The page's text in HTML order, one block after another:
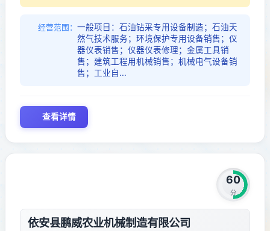
经营范围： 一般项目：石油钻采专用设备制造；石油天
然气技术服务；环境保护专用设备销售；仪
器仪表销售；仪器仪表修理；金属工具销
售；建筑工程用机械销售；机械电气设备销
售；工业自...
查看详情
60
分
依安县鹏威农业机械制造有限公司